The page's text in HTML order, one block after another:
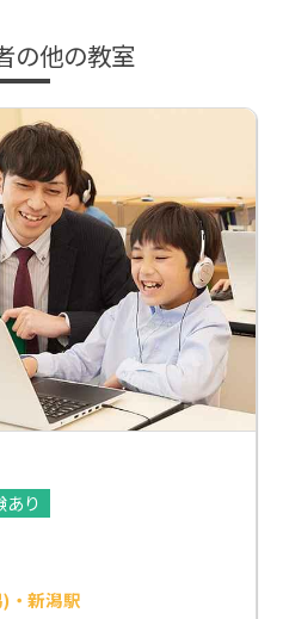
の他の教室
あり
・新潟駅